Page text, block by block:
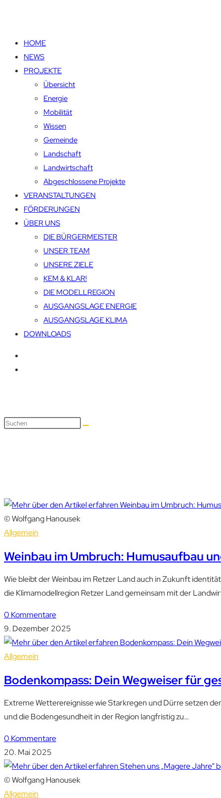
HOME
NEWS
PROJEKTE
Übersicht
Energie
Mobilität
Wissen
Gemeinde
Landschaft
Landwirtschaft
Abgeschlossene Projekte
VERANSTALTUNGEN
FÖRDERUNGEN
ÜBER UNS
DIE BÜRGERMEISTER
UNSER TEAM
UNSERE ZIELE
KEM & KLAR!
DIE MODELLREGION
AUSGANGSLAGE ENERGIE
AUSGANGSLAGE KLIMA
DOWNLOADS
© Wolfgang Hanousek
Allgemein
Weinbau im Umbruch: Humusaufbau
Wie bleibt der Weinbau im Retzer Land auch in Zukunft
die Klimamodellregion Retzer Land gemeinsam mit der
0 Kommentare
9. Dezember 2025
Allgemein
Bodenkompass: Dein Wegweiser für
Extreme Wetterereignisse wie Starkregen und Dürre setzen
und die Bodengesundheit in der Region langfristig zu…
0 Kommentare
20. Mai 2025
© Wolfgang Hanousek
Allgemein